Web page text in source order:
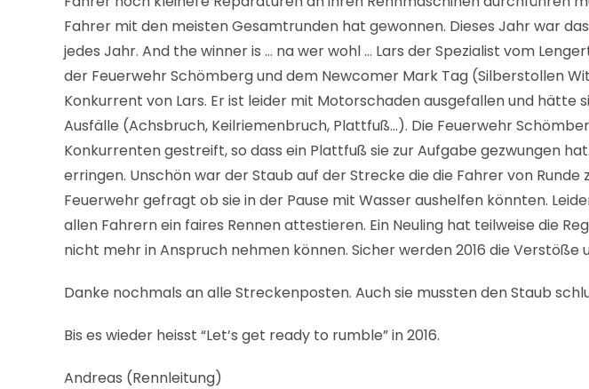
Fahrer mit den meisten Gesamtrunden hat gewonnen. Dieses Jahr war
jedes Jahr. And the winner is … na wer wohl … Lars der Spezialist vom
der Feuerwehr Schömberg und dem Newcomer Mark Tag (Silberstollen
Konkurrent von Lars. Er ist leider mit Motorschaden ausgefallen und
Ausfälle (Achsbruch, Keilriemenbruch, Plattfuß…). Die Feuerwehr
Konkurrenten gestreift, so dass ein Plattfuß sie zur Aufgabe gezwungen
erringen. Unschön war der Staub auf der Strecke die die Fahrer von
Feuerwehr gefragt ob sie in der Pause mit Wasser aushelfen könnten.
allen Fahrern ein faires Rennen attestieren. Ein Neuling hat teilweise die
nicht mehr in Anspruch nehmen können. Sicher werden 2016 die
Danke nochmals an alle Streckenposten. Auch sie mussten den Staub
Bis es wieder heisst “Let’s get ready to rumble” in 2016.
Andreas (Rennleitung)